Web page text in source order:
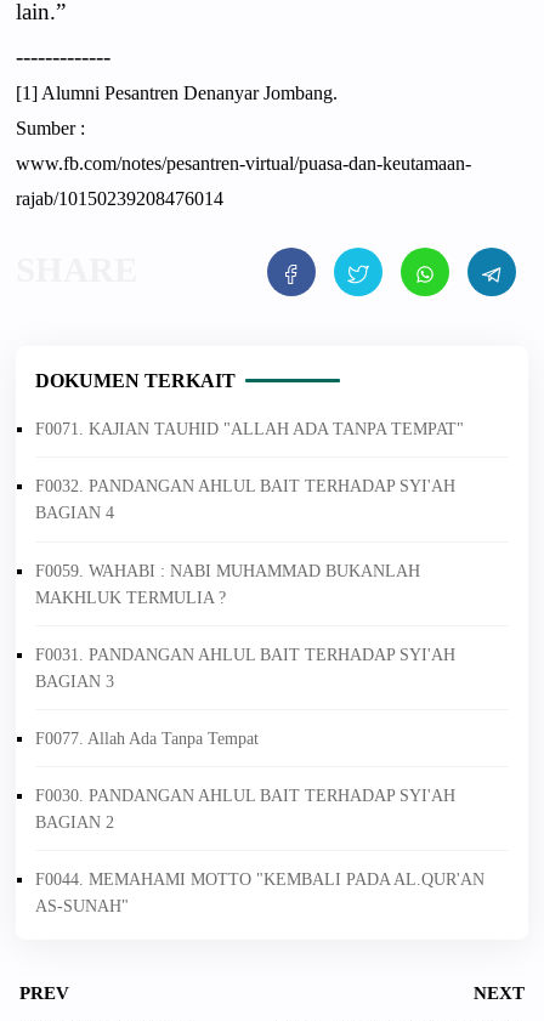
lain.”
-------------
[1] Alumni Pesantren Denanyar Jombang.
Sumber :
www.fb.com/notes/pesantren-virtual/puasa-dan-keutamaan-
rajab/10150239208476014
DOKUMEN TERKAIT
F0071. KAJIAN TAUHID "ALLAH ADA TANPA TEMPAT"
F0032. PANDANGAN AHLUL BAIT TERHADAP SYI'AH
BAGIAN 4
F0059. WAHABI : NABI MUHAMMAD BUKANLAH
MAKHLUK TERMULIA ?
F0031. PANDANGAN AHLUL BAIT TERHADAP SYI'AH
BAGIAN 3
F0077. Allah Ada Tanpa Tempat
F0030. PANDANGAN AHLUL BAIT TERHADAP SYI'AH
BAGIAN 2
F0044. MEMAHAMI MOTTO "KEMBALI PADA AL.QUR'AN
AS-SUNAH"
PREV NEXT